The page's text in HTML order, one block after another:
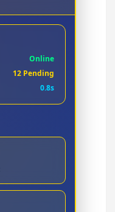
Online
12 Pending
0.8s